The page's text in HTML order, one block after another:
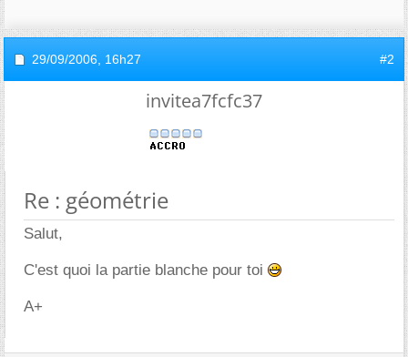
29/09/2006, 16h27 #2
invitea7fcfc37
Re : géométrie
Salut,
C'est quoi la partie blanche pour toi
A+